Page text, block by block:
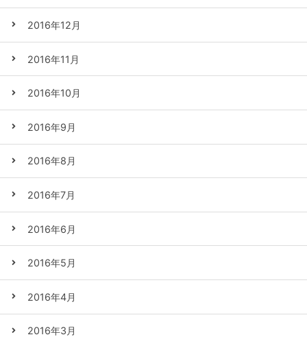
2016年12月
2016年11月
2016年10月
2016年9月
2016年8月
2016年7月
2016年6月
2016年5月
2016年4月
2016年3月